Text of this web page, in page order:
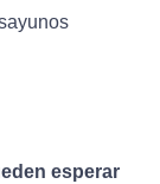
esperar